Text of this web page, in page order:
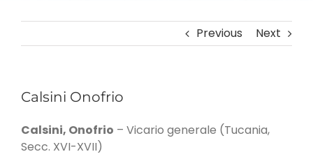
Previous Next
Calsini Onofrio
Calsini, Onofrio – Vicario generale (Tucania,
Secc. XVI-XVII)